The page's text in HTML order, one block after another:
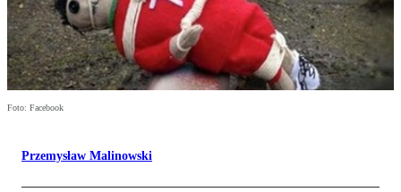
Foto: Facebook
Przemysław Malinowski